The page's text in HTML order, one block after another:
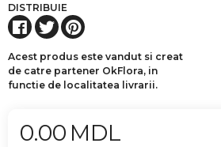
DISTRIBUIE
Acest produs este vandut si creat
de catre partener OkFlora, in
functie de localitatea livrarii.
0.00 MDL